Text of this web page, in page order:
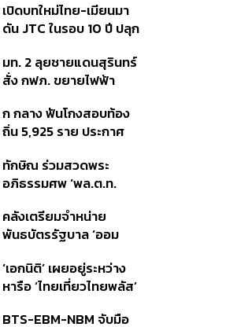
ต่อดอลลาร์
อนุทิน จ่อสอบต่อเอี่ยว
ตัดตอน ม.บูรพา หรือไม่
เปิดบทใหม่ไทย-เมียนมา
ดัน JTC ในรอบ 10 ปี ปลุก
ชายแดน ท่าเรือน้ำลึก
ทวาย
มท. 2 ลุยชายแดนสุรินทร์
สั่ง กฟภ. ขยายไฟฟ้า
350’ เสริมความมั่นคง
ชายแดน
ก กลาง ฟันโกงสอบท้อง
ถิ่น 5,925 ราย ประกาศ
ราย รอ ป.ป.ช. ขีดเส้นแล้ว
เสร็จ 31 ส.ค.
ทักษิณ ร่วมสวดพระ
อภิธรรมศพ ‘พล.ต.ท.
สิน’ สิริอายุ 103 ปี แกนนำ
เพื่อไทย-บุคคลหลาก
คลังเตรียมจำหน่าย
พันธบัตรรัฐบาล ‘ออม
ก.ย.นี้ อาจเพิ่มสัดส่วนการ
ขายแบบ Small Lot First
‘เอกนิติ’ เผยอยู่ระหว่าง
หารือ ‘ไทยเที่ยวไทยพลัส’
แสนล้าน มั่นใจงบต่อ ‘ไทย
BTS-EBM-NBM จับมือ